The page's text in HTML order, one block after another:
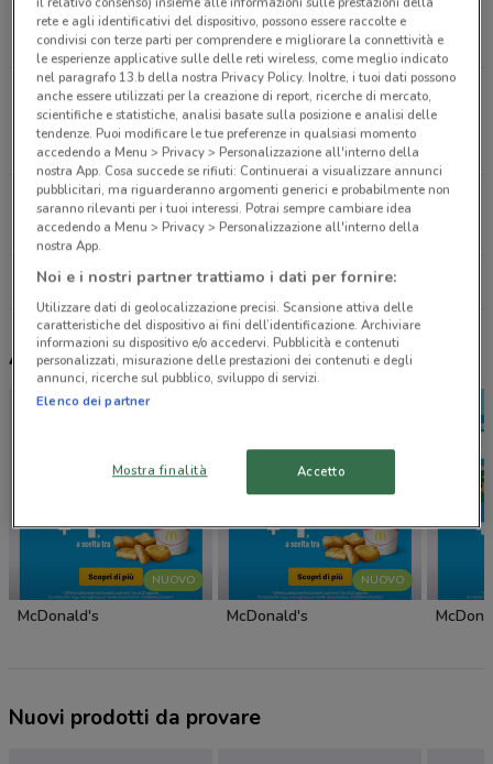
Catania
9.6 km
CHIUSO
Strada Statale 192 Del Gelso Bianco Km 84+500
Catania
9.7 km
S.P, 54 - Contrada Cubba Misterbianco
9.7 km
CHIUSO
Tutti i negozi Old Wild West
Altri volantini nelle vicinanze
NUOVO
McDonald's
NUOVO
McDonald's
Nuovi prodotti da provare
rete e agli identificativi del dispositivo, possono essere raccolte e
condivisi con terze parti per comprendere e migliorare la connettività e
le esperienze applicative sulle delle reti wireless, come meglio indicato
nel paragrafo 13.b della nostra Privacy Policy. Inoltre, i tuoi dati possono
anche essere utilizzati per la creazione di report, ricerche di mercato,
scientifiche e statistiche, analisi basate sulla posizione e analisi delle
tendenze. Puoi modificare le tue preferenze in qualsiasi momento
accedendo a Menu > Privacy > Personalizzazione all'interno della
nostra App. Cosa succede se rifiuti: Continuerai a visualizzare annunci
pubblicitari, ma riguarderanno argomenti generici e probabilmente non
saranno rilevanti per i tuoi interessi. Potrai sempre cambiare idea
accedendo a Menu > Privacy > Personalizzazione all'interno della
nostra App.
Noi e i nostri partner trattiamo i dati per fornire:
Utilizzare dati di geolocalizzazione precisi. Scansione attiva delle
caratteristiche del dispositivo ai fini dell’identificazione. Archiviare
informazioni su dispositivo e/o accedervi. Pubblicità e contenuti
personalizzati, misurazione delle prestazioni dei contenuti e degli
annunci, ricerche sul pubblico, sviluppo di servizi.
Elenco dei partner
Mostra finalità Accetto